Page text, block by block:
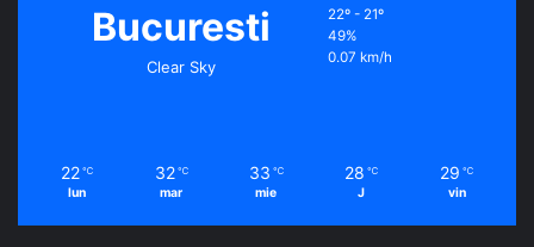
Bucuresti
Clear Sky
22º - 21º
49%
0.07 km/h
22 ℃
lun
32 ℃
mar
33 ℃
mie
28 ℃
J
29 ℃
vin